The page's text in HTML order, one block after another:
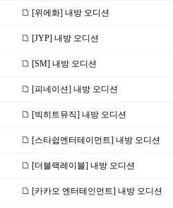
[위에화] 내방 오디션
[JYP] 내방 오디션
[SM] 내방 오디션
[피네이션] 내방 오디션
[빅히트뮤직] 내방 오디션
[스타쉽엔터테이먼트] 내방 오디션
[더블랙레이블] 내방 오디션
[카카오 엔터테인먼트] 내방 오디션